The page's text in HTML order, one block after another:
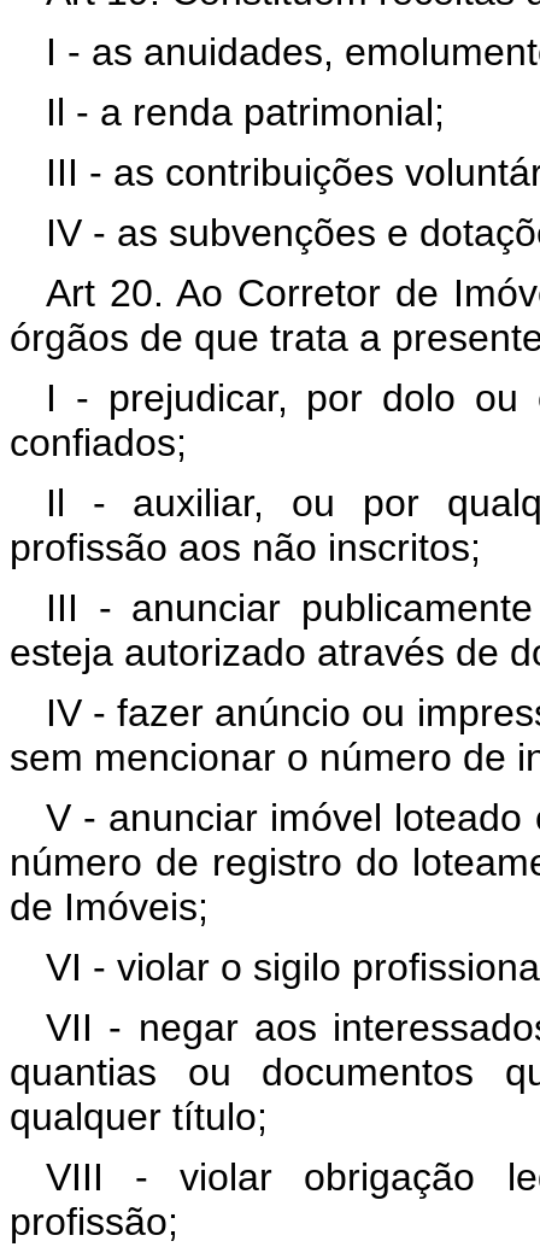
I - as anuidades,
Il - a renda patrimonial;
III - as contribuições
IV - as subvenções e
Art 20. Ao Corretor de
órgãos de que trata a
I - prejudicar, por dolo ou
confiados;
Il - auxiliar, ou por
profissão aos não inscritos;
III - anunciar
esteja autorizado através de
IV - fazer anúncio ou
sem mencionar o número de
V - anunciar imóvel
número de registro do
de Imóveis;
VI - violar o sigilo
VII - negar aos
quantias ou documentos
qualquer título;
VIII - violar obrigação
profissão;